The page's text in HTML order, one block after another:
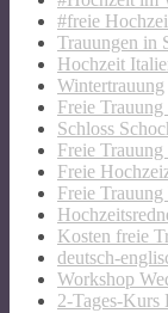
#freie
Trauungen in
Hochzeit
Wintertrauung
Freie Trauung
Schloss
Freie
Freie
Freie
Kosten freie
deutsch-
Workshop
2-Tages-Kurs